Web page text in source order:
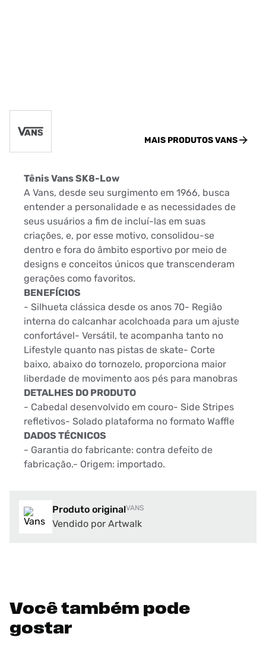
MAIS PRODUTOSVANS
Tênis Vans SK8-Low
A Vans, desde seu surgimento em 1966, busca
entender a personalidade e as necessidades de
seus usuários a fim de incluí-las em suas
criações, e, por esse motivo, consolidou-se
dentro e fora do âmbito esportivo por meio de
designs e conceitos únicos que transcenderam
gerações como favoritos.
BENEFÍCIOS
- Silhueta clássica desde os anos 70- Região
interna do calcanhar acolchoada para um ajuste
confortável- Versátil, te acompanha tanto no
Lifestyle quanto nas pistas de skate- Corte
baixo, abaixo do tornozelo, proporciona maior
liberdade de movimento aos pés para manobras
DETALHES DO PRODUTO
- Cabedal desenvolvido em couro- Side Stripes
refletivos- Solado plataforma no formato Waffle
DADOS TÉCNICOS
- Garantia do fabricante: contra defeito de
fabricação.- Origem: importado.
Produto originalVANS
Vendido por Artwalk
Você também pode
gostar